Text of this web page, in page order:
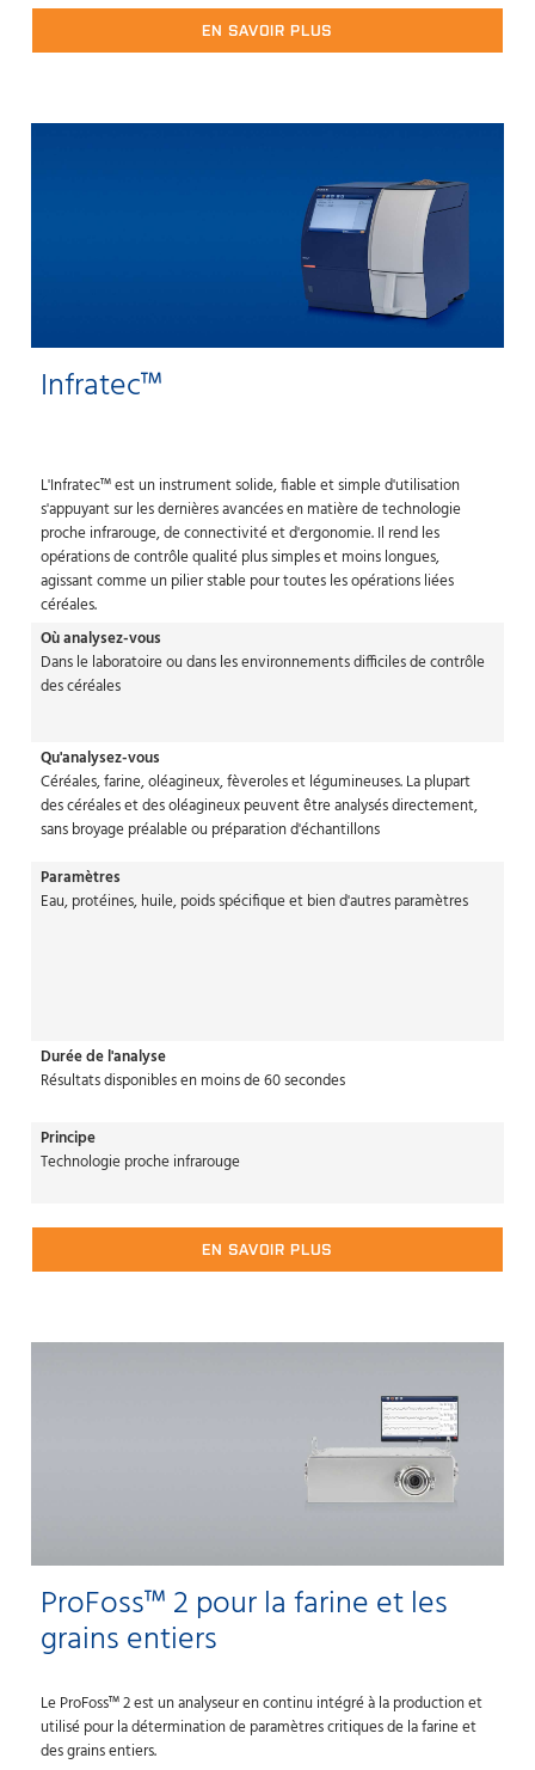
EN SAVOIR PLUS
Infratec™
L'Infratec™ est un instrument solide, fiable et simple d'utilisation
s'appuyant sur les dernières avancées en matière de technologie
proche infrarouge, de connectivité et d'ergonomie. Il rend les
opérations de contrôle qualité plus simples et moins longues,
agissant comme un pilier stable pour toutes les opérations liées
céréales.
Où analysez-vous
Dans le laboratoire ou dans les environnements difficiles de contrôle
des céréales
Qu'analysez-vous
Céréales, farine, oléagineux, fèveroles et légumineuses. La plupart
des céréales et des oléagineux peuvent être analysés directement,
sans broyage préalable ou préparation d'échantillons
Paramètres
Eau, protéines, huile, poids spécifique et bien d'autres paramètres
Durée de l'analyse
Résultats disponibles en moins de 60 secondes
Principe
Technologie proche infrarouge
EN SAVOIR PLUS
ProFoss™ 2 pour la farine et les
grains entiers
Le ProFoss™ 2 est un analyseur en continu intégré à la production et
utilisé pour la détermination de paramètres critiques de la farine et
des grains entiers.